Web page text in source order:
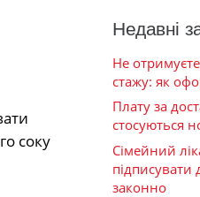
соку
Недавні
Не
стажу: як
Плату за
стосуються
Сімейний
підписувати
законно